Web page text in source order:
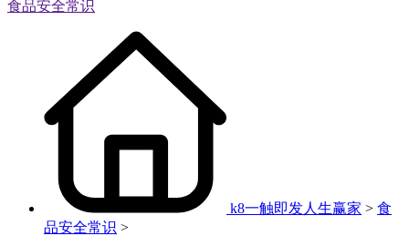
食品安全常识
k8一触即发人生赢家 > 食
品安全常识 >